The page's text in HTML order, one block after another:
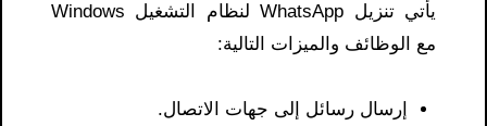
يأتي تنزيل WhatsApp لنظام التشغيل Windows
مع الوظائف والميزات التالية:
إرسال رسائل إلى جهات الاتصال.